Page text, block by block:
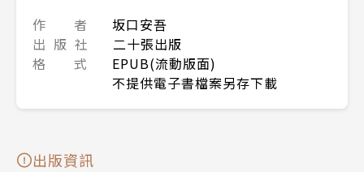
作 者
坂口安吾
出 版 社
二十張出版
格 式
EPUB(流動版面)
不提供電子書檔案另存下載
出版資訊